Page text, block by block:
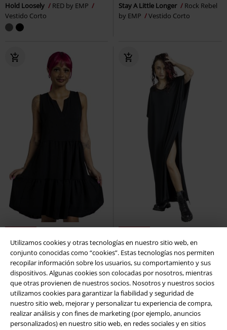
Utilizamos cookies y otras tecnologías en nuestro sitio web, en
conjunto conocidas como “cookies”. Estas tecnologías nos permiten
recopilar información sobre los usuarios, su comportamiento y sus
dispositivos. Algunas cookies son colocadas por nosotros, mientras
que otras provienen de nuestros socios. Nosotros y nuestros socios
utilizamos cookies para garantizar la fiabilidad y seguridad de
nuestro sitio web, mejorar y personalizar tu experiencia de compra,
realizar análisis y con fines de marketing (por ejemplo, anuncios
personalizados) en nuestro sitio web, en redes sociales y en sitios
Hold Loosely
RED by EMP
Vestido Corto
Stay A Little Longer
Rock Rebel
by EMP
Vestido Corto
PVPR 34,99 €
21,59 €
Valeria - Mini Vestido
RED by
EMP
Vestido Corto
PVPR 44,99 €
32,99 €
Corporate Goth
Gothicana by
EMP
Vestidos de longitud media